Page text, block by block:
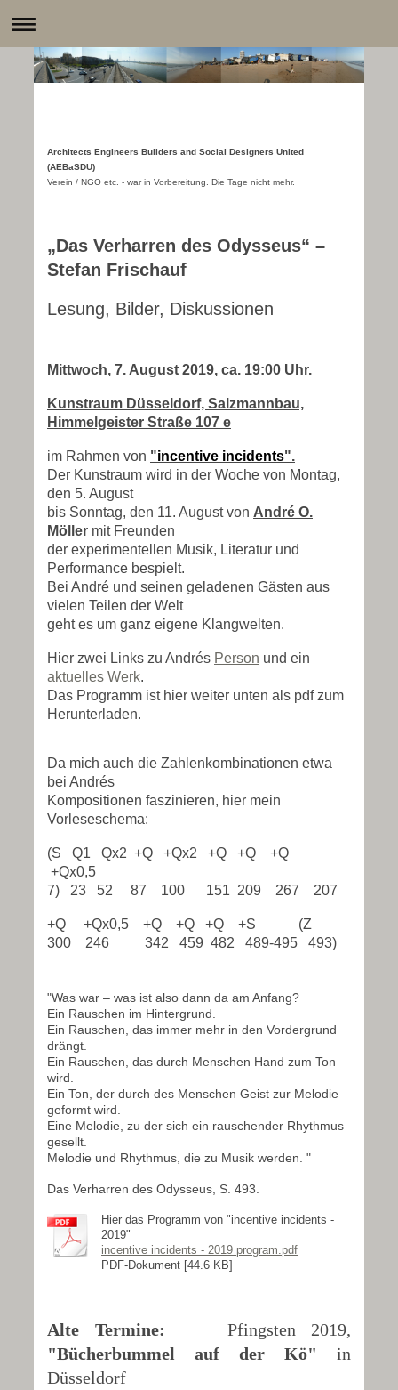
Architects Engineers Builders and Social Designers United
(AEBaSDU)
Verein / NGO etc. - war in Vorbereitung. Die Tage nicht mehr.
„Das Verharren des Odysseus“ –
Stefan Frischauf
Lesung, Bilder, Diskussionen
Mittwoch, 7. August 2019, ca. 19:00 Uhr.
Kunstraum Düsseldorf, Salzmannbau,
Himmelgeister Straße 107 e
im Rahmen von "incentive incidents".
Der Kunstraum wird in der Woche von Montag,
den 5. August
bis Sonntag, den 11. August von André O.
Möller mit Freunden
der experimentellen Musik, Literatur und
Performance bespielt.
Bei André und seinen geladenen Gästen aus
vielen Teilen der Welt
geht es um ganz eigene Klangwelten.
Hier zwei Links zu Andrés Person und ein
aktuelles Werk.
Das Programm ist hier weiter unten als pdf zum
Herunterladen.
Da mich auch die Zahlenkombinationen etwa
bei Andrés
Kompositionen faszinieren, hier mein
Vorleseschema:
(S Q1 Qx2 +Q +Qx2 +Q +Q +Q
+Qx0,5
7) 23 52 87 100 151 209 267 207
+Q +Qx0,5 +Q +Q +Q +S (Z
300 246 342 459 482 489-495 493)
"Was war – was ist also dann da am Anfang?
Ein Rauschen im Hintergrund.
Ein Rauschen, das immer mehr in den Vordergrund
drängt.
Ein Rauschen, das durch Menschen Hand zum Ton
wird.
Ein Ton, der durch des Menschen Geist zur Melodie
geformt wird.
Eine Melodie, zu der sich ein rauschender Rhythmus
gesellt.
Melodie und Rhythmus, die zu Musik werden. "
Das Verharren des Odysseus, S. 493.
Hier das Programm von "incentive incidents -
2019"
incentive incidents - 2019 program.pdf
PDF-Dokument [44.6 KB]
Alte Termine: Pfingsten 2019,
"Bücherbummel auf der Kö" in
Düsseldorf